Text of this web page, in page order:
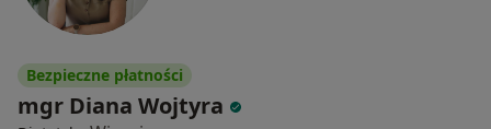
Bezpieczne płatności
mgr Diana Wojtyra